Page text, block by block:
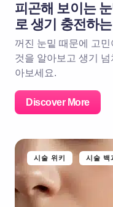
피곤해 보이는
로 생기 충전하는
꺼진 눈밑 때문에 고
것을 알아보고 생기
아보세요.
Discover More
시술 위키 시술 백